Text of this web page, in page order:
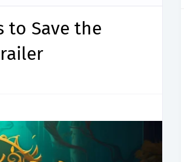
to Save the